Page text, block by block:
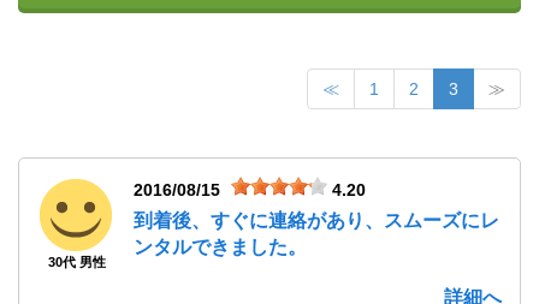
≪ 1 2 3 ≫
30代 男性
2016/08/15 4.20
到着後、すぐに連絡があり、スムーズにレ
ンタルできました。
詳細へ